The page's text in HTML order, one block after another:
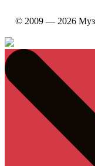
© 2009 — 2026